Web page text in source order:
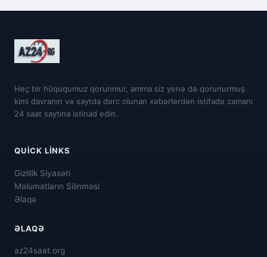
Heç bir hüququmuz qorunmur, amma siz yenə də qorunurmuş
kimi davranın və saytda dərc olunan xəbərlərdən istifadə zamanı
24 saat saytına istinad edin.
QUICK LINKS
Gizlilik Siyasəti
Məlumatların Silinməsi
Əlaqə
ƏLAQƏ
az24saat.org